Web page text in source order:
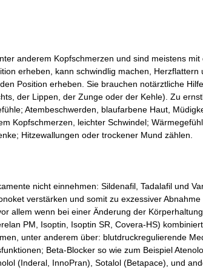
anderem Kopfschmerzen und sind meistens
erheben, kann schwindlig machen,
Position erheben. Sie brauchen notärztliche
der Lippen, der Zunge oder der Kehle). Zu
Atembeschwerden, blaufarbene Haut,
Kopfschmerzen, leichter Schwindel;
Hitzewallungen oder trockener Mund zählen.
nicht einnehmen: Sildenafil, Tadalafil und
verstärken und somit zu exzessiver Abnahme
allem wenn bei einer Änderung der
PM, Isoptin, Isoptin SR, Covera-HS)
unter anderem über: blutdruckregulierende
Beta-Blocker so wie zum Beispiel
(Inderal, InnoPran), Sotalol (Betapace), und